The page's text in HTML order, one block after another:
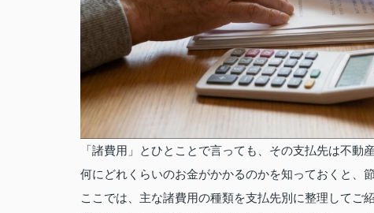
「諸費用」とひとことで言っても、その支払先は不動
何にどれくらいのお金がかかるのかを知っておくと、
ここでは、主な諸費用の種類を支払先別に整理してご紹